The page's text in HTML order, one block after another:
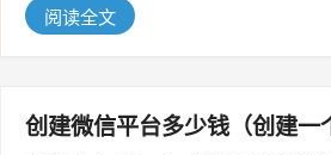
阅读全文
创建微信平台多少钱（创建一